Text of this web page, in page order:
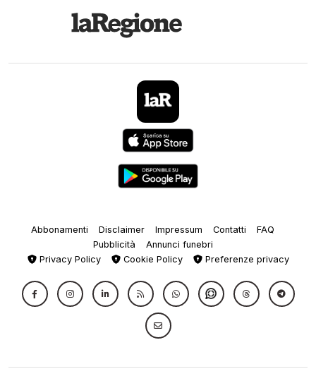
Abbonamenti Disclaimer Impressum Contatti
FAQ
Pubblicità
Annunci funebri
Privacy Policy
Cookie Policy Preferenze privacy